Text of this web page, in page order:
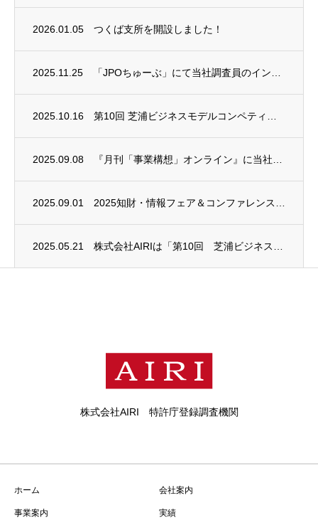
2026.01.05 つくば支所を開設しました！
2025.11.25
2025.10.16
2025.09.08
2025.09.01
2025.05.21
株式会社AIRI 特許庁登録調査機関
ホーム 会社案内
事業案内 実績